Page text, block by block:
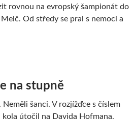
rovnou na evropský šampionát do
Od středy se pral s nemocí a
na stupně
šanci. V rozjížďce s číslem
kola útočil na Davida Hofmana.